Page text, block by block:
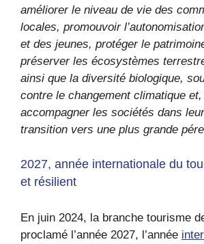
améliorer le niveau de vie des
locales, promouvoir
et des jeunes, protéger le
préserver les écosystèmes
ainsi que la diversité biologique,
contre le changement climatique
accompagner les sociétés dans
transition vers une plus grande
2027, année internationale du
et résilient
En juin 2024, la branche tourisme
proclamé l’année 2027, l’année